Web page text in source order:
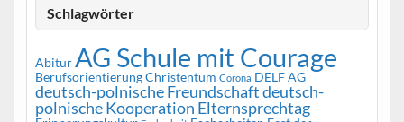
Schlagwörter
AbiturAG Schule mit Courage
BerufsorientierungChristentum Corona DELF AG
deutsch-polnische Freundschaftdeutsch-
polnische Kooperation Elternsprechtag